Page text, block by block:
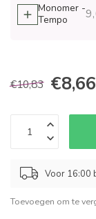
Monomer -
Tempo
€10,83 €8,66
Voor 16:00
Toevoegen om te